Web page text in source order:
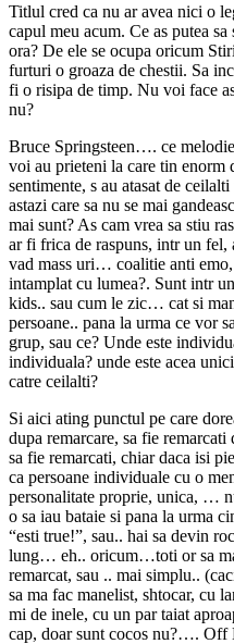
Titlul cred ca nu ar avea nici o
capul meu acum. Ce as putea
ora? De ele se ocupa oricum
furturi o groaza de chestii. Sa
fi o risipa de timp. Nu voi face
nu?
Bruce Springsteen…. ce
voi au prieteni la care tin enorm
sentimente, s au atasat de
astazi care sa nu se mai
mai sunt? As cam vrea sa stiu
ar fi frica de raspuns, intr un fel,
vad mass uri… coalitie anti
intamplat cu lumea?. Sunt intr
kids.. sau cum le zic… cat si
persoane.. pana la urma ce vor
grup, sau ce? Unde este
individuala? unde este acea
catre ceilalti?
Si aici ating punctul pe care
dupa remarcare, sa fie
sa fie remarcati, chiar daca isi
ca persoane individuale cu o
personalitate proprie, unica, …
o sa iau bataie si pana la urma
“esti true!”, sau.. hai sa devin
lung… eh.. oricum…toti or sa
remarcat, sau .. mai simplu..
sa ma fac manelist, shtocar, cu
mi de inele, cu un par taiat
cap, doar sunt cocos nu?…. Off